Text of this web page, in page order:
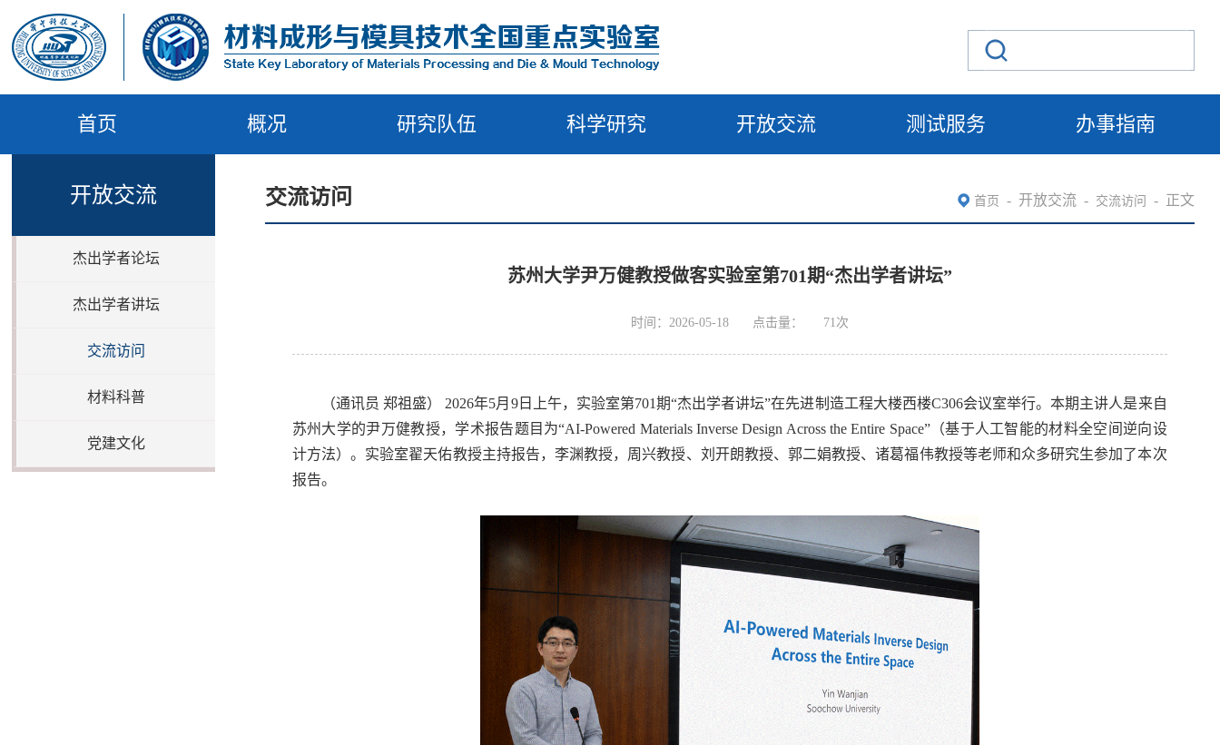
首页 概况 研究队伍 科学研究 开放交流 测试服务 办事指南
开放交流
杰出学者论坛
杰出学者讲坛
交流访问
材料科普
党建文化
交流访问 首页 - 开放交流 - 交流访问 - 正文
苏州大学尹万健教授做客实验室第701期“杰出学者讲坛”
时间：2026-05-18 点击量： 71次
（通讯员 郑祖盛） 2026年5月 9日上午，实验室第701期“杰出学者讲坛”在先进制造工程大楼西楼C306会议室举行。本期主讲人是来自
苏州大学的尹万健教授，学术报告题目为“AI-Powered Materials Inverse Design Across the Entire Space”（基于人工智能的材料全空间逆向设
计方法）。实验室翟天佑教授主持报告，李渊教授，周兴教授、刘开朗教授、郭二娟教授、诸葛福伟教授等老师和众多研究生参加了本次
报告。